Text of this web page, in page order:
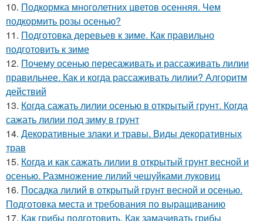
10. Подкормка многолетних цветов осенняя. Чем
подкормить розы осенью?
11. Подготовка деревьев к зиме. Как правильно
подготовить к зиме
12. Почему осенью пересаживать и рассаживать лилии
правильнее. Как и когда рассаживать лилии? Алгоритм
действий
13. Когда сажать лилии осенью в открытый грунт. Когда
сажать лилии под зиму в грунт
14. Декоративные злаки и травы. Виды декоративных
трав
15. Когда и как сажать лилии в открытый грунт весной и
осенью. Размножение лилий чешуйками луковиц
16. Посадка лилий в открытый грунт весной и осенью.
Подготовка места и требования по выращиванию
17. Как грибы подготовить. Как замачивать грибы